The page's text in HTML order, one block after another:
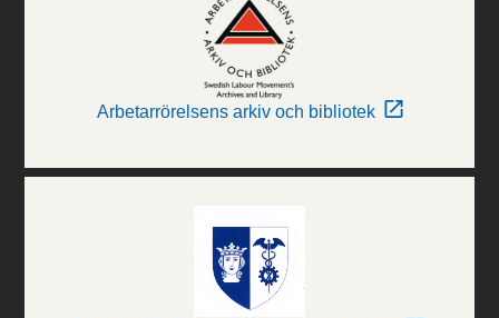
Arbetarrörelsens arkiv och bibliotek